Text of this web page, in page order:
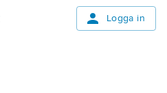
Logga in